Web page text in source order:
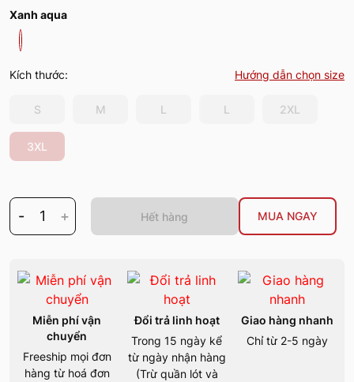
Xanh aqua
Kích thước: Hướng dẫn chọn size
S M L L 2XL
3XL
- 1 + Hết hàng MUA NGAY
Miễn phí vận
chuyển
Freeship mọi đơn
hàng từ hoá đơn
Đổi trả linh hoạt
Trong 15 ngày kể
từ ngày nhận hàng
(Trừ quần lót và
Giao hàng nhanh
Chỉ từ 2-5 ngày